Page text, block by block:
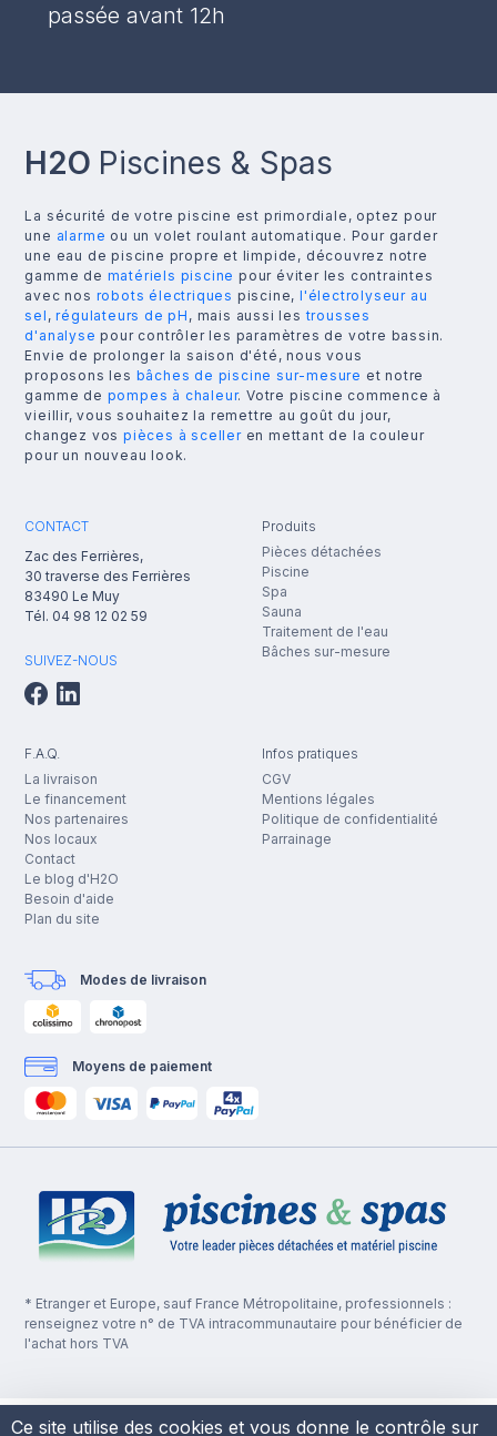
passée avant 12h
H2O Piscines & Spas
La sécurité de votre piscine est primordiale, optez pour
une alarme ou un volet roulant automatique. Pour garder
une eau de piscine propre et limpide, découvrez notre
gamme de matériels piscine pour éviter les contraintes
avec nos robots électriques piscine, l'électrolyseur au
sel ,régulateurs de pH , mais aussi lestrousses
d'analyse pour contrôler les paramètres de votre bassin.
Envie de prolonger la saison d'été, nous vous
proposons les bâches de piscine sur-mesure et notre
gamme de pompes à chaleur. Votre piscine commence à
vieillir, vous souhaitez la remettre au goût du jour,
changez vos pièces à scelleren mettant de la couleur
pour un nouveau look.
CONTACT
Zac des Ferrières,
30 traverse des Ferrières
83490 Le Muy
Tél. 04 98 12 02 59
SUIVEZ-NOUS
Produits
Pièces détachées
Piscine
Spa
Sauna
Traitement de l'eau
Bâches sur-mesure
F.A.Q.
La livraison
Le financement
Nos partenaires
Nos locaux
Contact
Le blog d'H2O
Besoin d'aide
Plan du site
Infos pratiques
CGV
Mentions légales
Politique de confidentialité
Parrainage
Modes de livraison
Moyens de paiement
* Etranger et Europe, sauf France Métropolitaine, professionnels :
renseignez votre n° de TVA intracommunautaire pour bénéficier de
l'achat hors TVA
Ce site utilise des cookies et vous donne le contrôle sur